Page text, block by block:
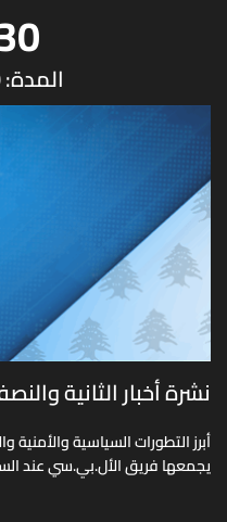
المدة: 30 دقيقة
نشرة أخبار الثانية
أبرز التطورات السياسية والأمنية
يجمعها فريق الأل.بي.سي عند